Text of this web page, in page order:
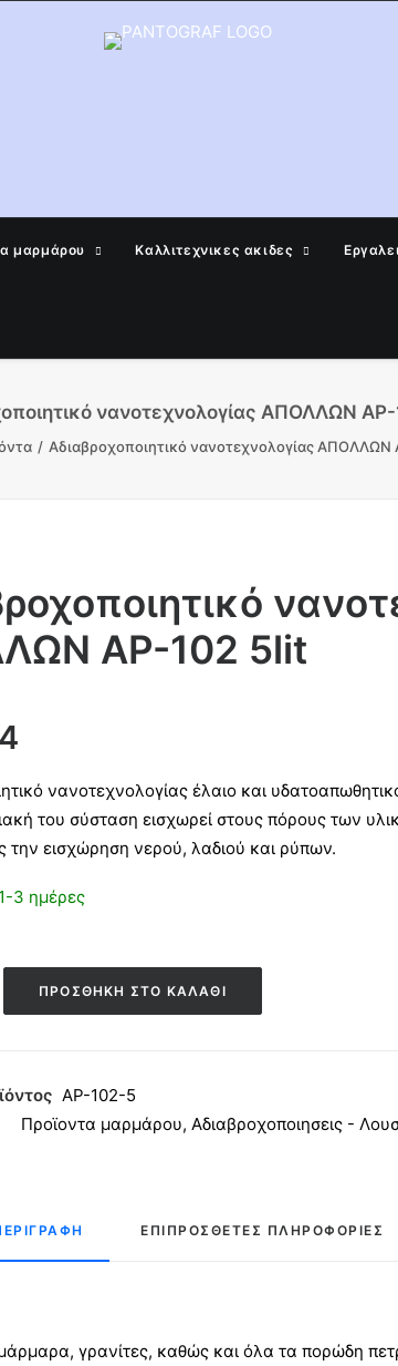
μαρμάρου Καλλιτεχνικες ακιδες
νανοτεχνολογίας ΑΠΟΛΛΩΝ
Αδιαβροχοποιητικό νανοτεχνολογίας ΑΠΟΛΛΩΝ
AP-102 5lit
νανοτεχνολογίας έλαιο και
του σύσταση εισχωρεί στους πόρους των
την εισχώρηση νερού, λαδιού και ρύπων.
3 ημέρες
ΠΡΟΣΘΉΚΗ ΣΤΟ ΚΑΛΆΘΙ
ΑΡ-102-5
Προϊοντα μαρμάρου, Αδιαβροχοποιησεις -
ΕΠΙΠΡΌΣΘΕΤΕΣ ΠΛΗΡΟΦΟΡΊΕΣ
γρανίτες, καθώς και όλα τα πορώδη